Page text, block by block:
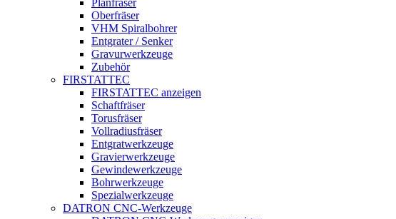
Planfräser
Oberfräser
VHM Spiralbohrer
Entgrater / Senker
Gravurwerkzeuge
Zubehör
FIRSTATTEC
FIRSTATTEC anzeigen
Schaftfräser
Torusfräser
Vollradiusfräser
Entgratwerkzeuge
Gravierwerkzeuge
Gewindewerkzeuge
Bohrwerkzeuge
Spezialwerkzeuge
DATRON CNC-Werkzeuge